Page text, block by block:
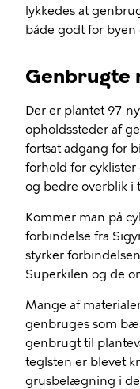
lykkedes at
både godt for byen
Genbrugte
Der er plantet 97
opholdssteder af
fortsat adgang for
forhold for
og bedre overblik i
Kommer man på
forbindelse fra
styrker
Superkilen og de
Mange af
genbruges som
genbrugt til
teglsten er blevet
grusbelægning i